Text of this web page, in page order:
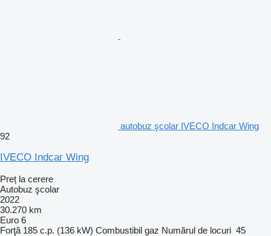
autobuz şcolar IVECO Indcar Wing
92
IVECO Indcar Wing
Preț la cerere
Autobuz şcolar
2022
30.270 km
Euro 6
Forţă 185 c.p. (136 kW) Combustibil gaz Numărul de locuri 45